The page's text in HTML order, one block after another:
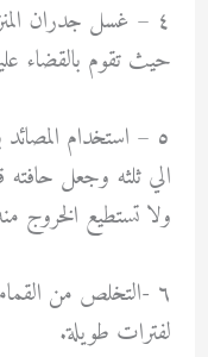
٤ – غسل جدران
حيث تقوم بالقضاء
٥ – استخدام
الي ثلثه وجعل
ولا تستطيع الخروج
٦ -التخلص من
لفترات طويلة.